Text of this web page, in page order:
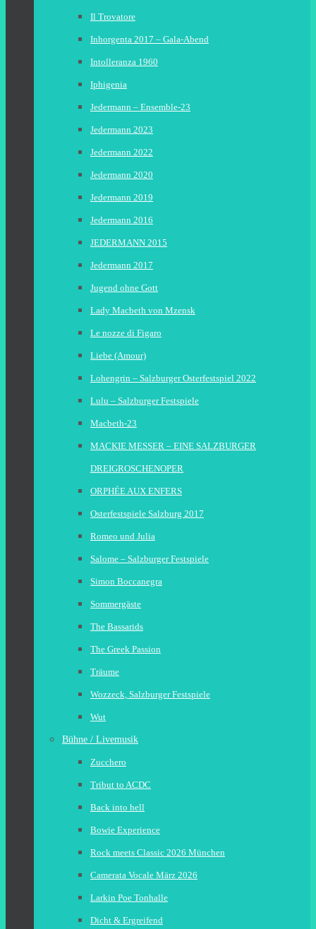
Il Trovatore
Inhorgenta 2017 – Gala-Abend
Intolleranza 1960
Iphigenia
Jedermann – Ensemble-23
Jedermann 2023
Jedermann 2022
Jedermann 2020
Jedermann 2019
Jedermann 2016
JEDERMANN 2015
Jedermann 2017
Jugend ohne Gott
Lady Macbeth von Mzensk
Le nozze di Figaro
Liebe (Amour)
Lohengrin – Salzburger Osterfestspiel 2022
Lulu – Salzburger Festspiele
Macbeth-23
MACKIE MESSER – EINE SALZBURGER
DREIGROSCHENOPER
ORPHÉE AUX ENFERS
Osterfestspiele Salzburg 2017
Romeo und Julia
Salome – Salzburger Festspiele
Simon Boccanegra
Sommergäste
The Bassarids
The Greek Passion
Träume
Wozzeck, Salzburger Festspiele
Wut
Bühne / Livemusik
Zucchero
Tribut to ACDC
Back into hell
Bowie Experience
Rock meets Classic 2026 München
Camerata Vocale März 2026
Larkin Poe Tonhalle
Dicht & Ergreifend